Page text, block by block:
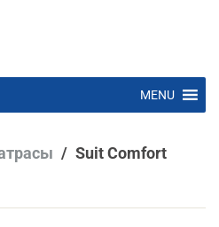
MENU
/ Suit Comfort